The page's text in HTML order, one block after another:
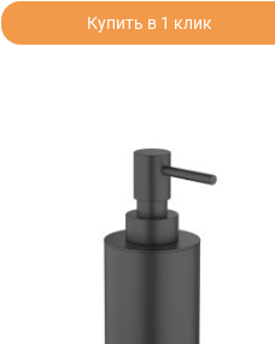
Купить в 1 клик